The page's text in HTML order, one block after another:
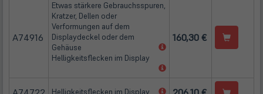
A74916
Etwas stärkere Gebrauchsspuren,
Kratzer, Dellen oder
Verformungen auf dem
Displaydeckel oder dem
Gehäuse
(öffnet
neuem
Helligkeitsflecken im Display
(öffnet
neuem
160,30 €
(öffnet